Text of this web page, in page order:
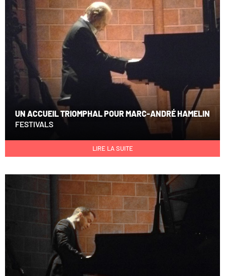
UN ACCUEIL TRIOMPHAL POUR MARC-ANDRÉ HAMELIN
FESTIVALS
LIRE LA SUITE